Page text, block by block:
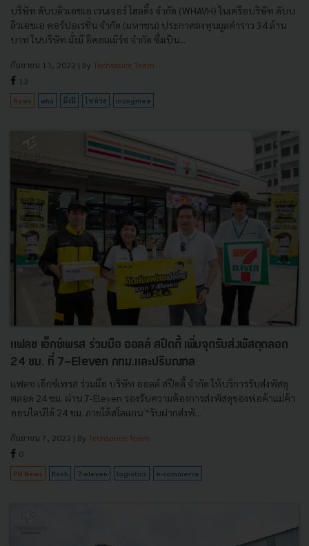
บริษัท ดับบลิวเอชเอ เวนเจอร์ โฮลดิ้ง จำกัด (WHAVH) ในเครือบริษัท ดับบ
ลิวเอชเอ คอร์ปอเรชั่น จำกัด (มหาชน) ประกาศลงทุนมูลค่าราว 34 ล้าน
บาท ในบริษัท มั่งมี อีคอมเมิร์ซ จำกัด ซึ่งเป็น...
กันยายน 13, 2022 | By Techsauce Team
13
News wha มั่งมี โชห่วย mungmee
แฟลช เอ็กซ์เพรส ร่วมมือ ออลล์ สปีดดี้ เพิ่มจุดรับส่งพัสดุตลอด
24 ชม. ที่ 7-Eleven กทม.และปริมณฑล
แฟลช เอ็กซ์เพรส ร่วมมือ บริษัท ออลล์ สปีดดี้ จำกัด ให้บริการรับส่งพัสดุ
ตลอด 24 ชม. ผ่าน 7-Eleven รองรับความต้องการส่งพัสดุของพ่อค้าแม่ค้า
ออนไลน์ได้ 24 ชม. ภายใต้สโลแกน “รับฝากส่งพั...
กันยายน 7, 2022 | By Techsauce Team
0
PR News flash 7-eleven logistics e-commerce